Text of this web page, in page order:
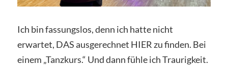
Ich bin fassungslos, denn ich hatte nicht
erwartet, DAS ausgerechnet HIER zu finden. Bei
einem „Tanzkurs.“ Und dann fühle ich Traurigkeit.